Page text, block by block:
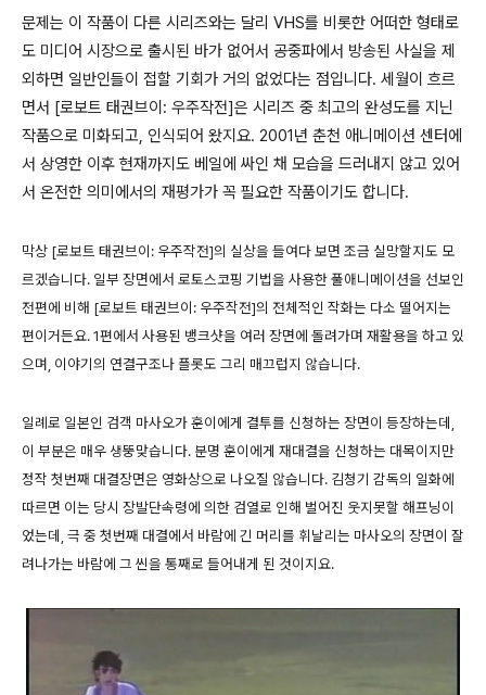
문제는 이 작품이 다른 시리즈와는 달리 VHS를 비롯한 어떠한 형태로
도 미디어 시장으로 출시된 바가 없어서 공중파에서 방송된 사실을 제
외하면 일반인들이 접할 기회가 거의 없었다는 점입니다. 세월이 흐르
면서 [로보트 태권브이: 우주작전]은 시리즈 중 최고의 완성도를 지닌
작품으로 미화되고, 인식되어 왔지요. 2001년 춘천 애니메이션 센터에
서 상영한 이후 현재까지도 베일에 싸인 채 모습을 드러내지 않고 있어
서 온전한 의미에서의 재평가가 꼭 필요한 작품이기도 합니다.
막상 [로보트 태권브이: 우주작전]의 실상을 들여다 보면 조금 실망할지도 모
르겠습니다. 일부 장면에서 로토스코핑 기법을 사용한 풀애니메이션을 선보인
전편에 비해 [로보트 태권브이: 우주작전]의 전체적인 작화는 다소 떨어지는
편이거든요. 1편에서 사용된 뱅크샷을 여러 장면에 돌려가며 재활용을 하고 있
으며, 이야기의 연결구조나 플롯도 그리 매끄럽지 않습니다.
일례로 일본인 검객 마사오가 훈이에게 결투를 신청하는 장면이 등장하는데,
이 부분은 매우 생뚱맞습니다. 분명 훈이에게 재대결을 신청하는 대목이지만
정작 첫번째 대결장면은 영화상으로 나오질 않습니다. 김청기 감독의 일화에
따르면 이는 당시 장발단속령에 의한 검열로 인해 벌어진 웃지못할 해프닝이
었는데, 극 중 첫번째 대결에서 바람에 긴 머리를 휘날리는 마사오의 장면이 잘
려나가는 바람에 그 씬을 통째로 들어내게 된 것이지요.